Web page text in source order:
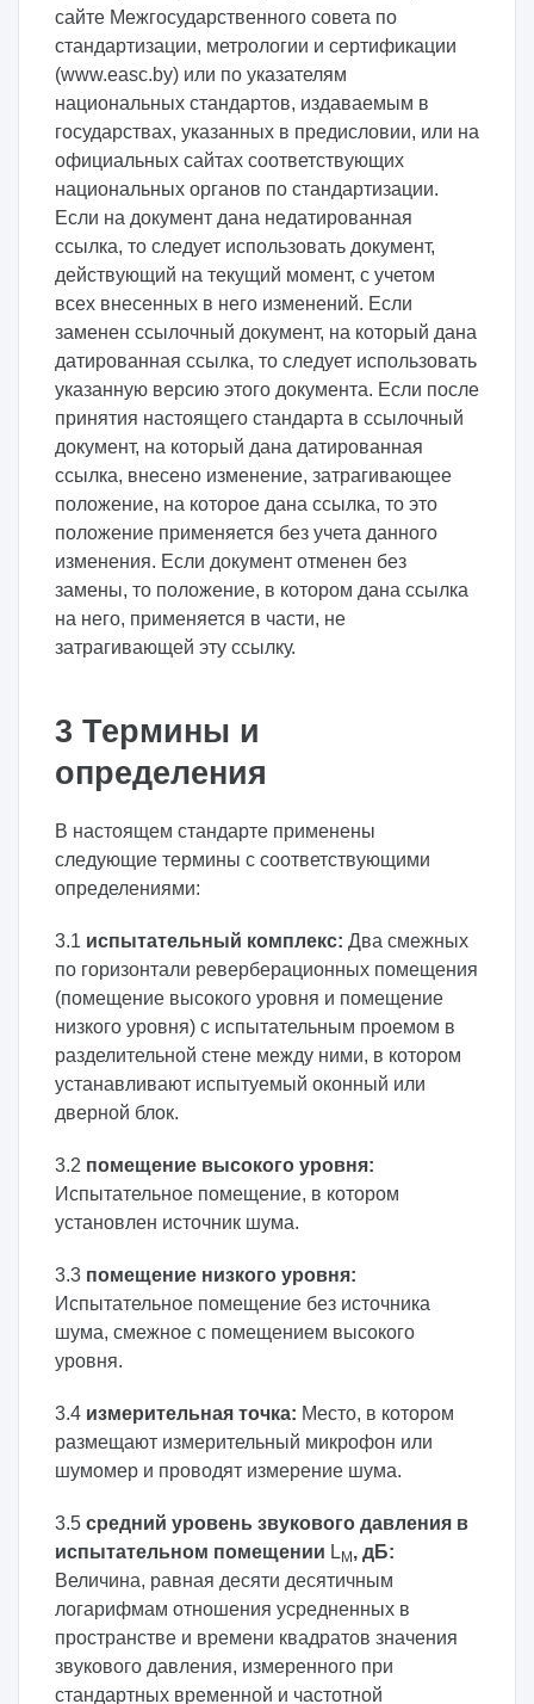
сайте Межгосударственного совета по
стандартизации, метрологии и сертификации
(www.easc.by) или по указателям
национальных стандартов, издаваемым в
государствах, указанных в предисловии, или на
официальных сайтах соответствующих
национальных органов по стандартизации.
Если на документ дана недатированная
ссылка, то следует использовать документ,
действующий на текущий момент, с учетом
всех внесенных в него изменений. Если
заменен ссылочный документ, на который дана
датированная ссылка, то следует использовать
указанную версию этого документа. Если после
принятия настоящего стандарта в ссылочный
документ, на который дана датированная
ссылка, внесено изменение, затрагивающее
положение, на которое дана ссылка, то это
положение применяется без учета данного
изменения. Если документ отменен без
замены, то положение, в котором дана ссылка
на него, применяется в части, не
затрагивающей эту ссылку.
3 Термины и
определения
В настоящем стандарте применены
следующие термины с соответствующими
определениями:
3.1 испытательный комплекс: Два смежных
по горизонтали реверберационных помещения
(помещение высокого уровня и помещение
низкого уровня) с испытательным проемом в
разделительной стене между ними, в котором
устанавливают испытуемый оконный или
дверной блок.
3.2 помещение высокого уровня:
Испытательное помещение, в котором
установлен источник шума.
3.3 помещение низкого уровня:
Испытательное помещение без источника
шума, смежное с помещением высокого
уровня.
3.4 измерительная точка: Место, в котором
размещают измерительный микрофон или
шумомер и проводят измерение шума.
3.5 средний уровень звукового давления в
испытательном помещении LM, дБ:
Величина, равная десяти десятичным
логарифмам отношения усредненных в
пространстве и времени квадратов значения
звукового давления, измеренного при
стандартных временной и частотной